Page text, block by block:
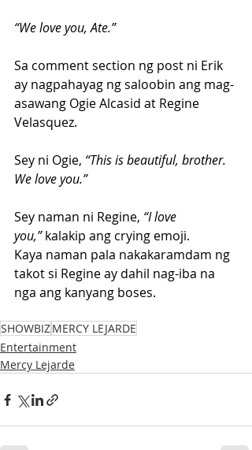
“We love you, Ate.”
Sa comment section ng post ni Erik
ay nagpahayag ng saloobin ang mag-
asawang Ogie Alcasid at Regine
Velasquez.
Sey ni Ogie, “This is beautiful, brother.
We love you.”
Sey naman ni Regine, “I love
you,” kalakip ang crying emoji.
Kaya naman pala nakakaramdam ng
takot si Regine ay dahil nag-iba na
nga ang kanyang boses.
SHOWBIZMERCY LEJARDE
Entertainment
Mercy Lejarde